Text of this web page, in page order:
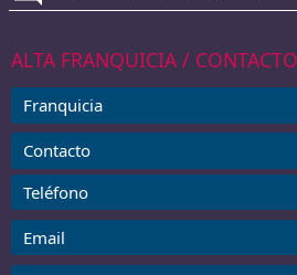
ALTA FRANQUICIA / CONTACTO